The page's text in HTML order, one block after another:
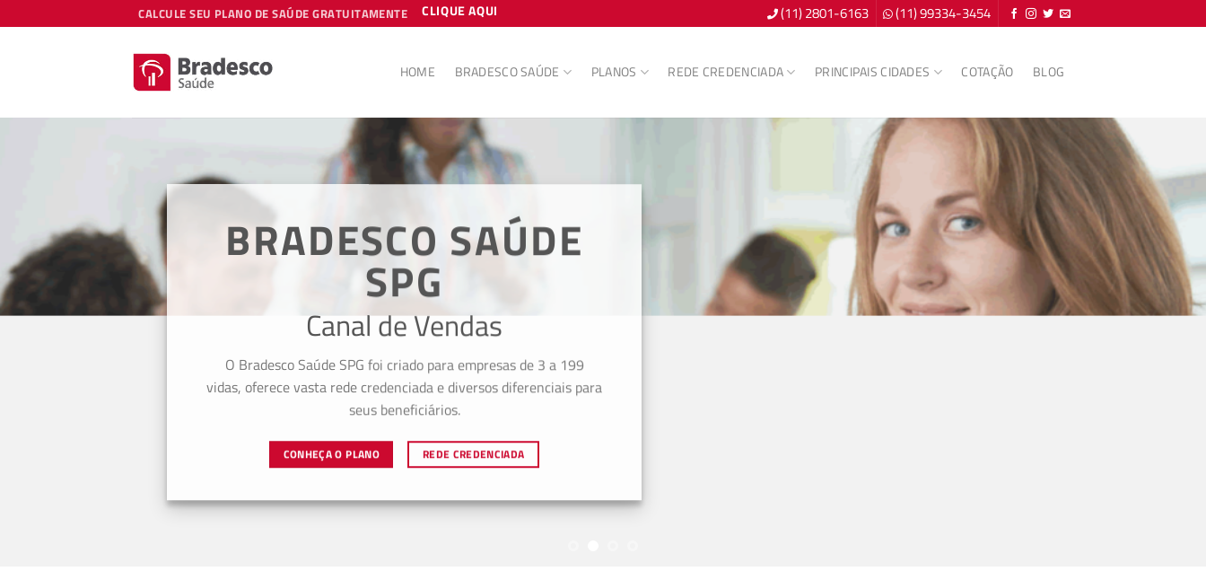
to
CALCULE SEU PLANO DE SAÚDE GRATUITAMENTE CLIQUE AQUI (11) 2801-6163 (11) 99334-3454
HOME BRADESCO SAÚDE PLANOS REDE CREDENCIADA PRINCIPAIS CIDADES COTAÇÃO BLOG
BRADESCO SAÚDE
SPG
Canal de Vendas
O Bradesco Saúde SPG foi criado para empresas de 3 a 199
vidas, oferece vasta rede credenciada e diversos diferenciais para
seus beneficiários.
CONHEÇA O PLANO REDE CREDENCIADA